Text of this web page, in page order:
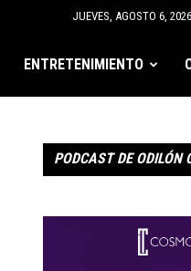
JUEVES, AGOSTO 6, 2026
ENTRETENIMIENTO
PODCAST DE ODILÓN